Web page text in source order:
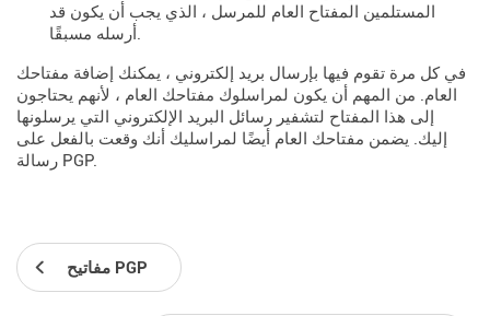
المستلمين المفتاح العام للمرسل ، الذي يجب أن يكون قد
أرسله مسبقًا.
في كل مرة تقوم فيها بإرسال بريد إلكتروني ، يمكنك إضافة مفتاحك
العام. من المهم أن يكون لمراسلوك مفتاحك العام ، لأنهم يحتاجون
إلى هذا المفتاح لتشفير رسائل البريد الإلكتروني التي يرسلونها
إليك. يضمن مفتاحك العام أيضًا لمراسليك أنك وقعت بالفعل على
رسالة PGP.
مفاتيح PGP